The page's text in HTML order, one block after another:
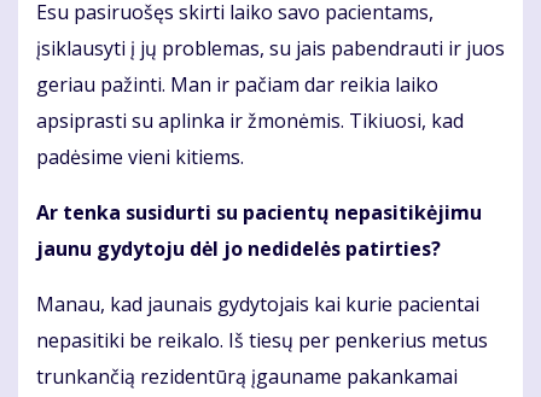
Esu pasiruošęs skirti laiko savo pacientams,
įsiklausyti į jų problemas, su jais pabendrauti ir juos
geriau pažinti. Man ir pačiam dar reikia laiko
apsiprasti su aplinka ir žmonėmis. Tikiuosi, kad
padėsime vieni kitiems.
Ar tenka susidurti su pacientų nepasitikėjimu
jaunu gydytoju dėl jo nedidelės patirties?
Manau, kad jaunais gydytojais kai kurie pacientai
nepasitiki be reikalo. Iš tiesų per penkerius metus
trunkančią rezidentūrą įgauname pakankamai